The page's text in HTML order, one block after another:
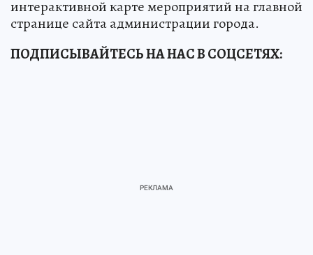
интерактивной карте мероприятий на главной
странице сайта администрации города.
ПОДПИСЫВАЙТЕСЬ НА НАС В СОЦСЕТЯХ: